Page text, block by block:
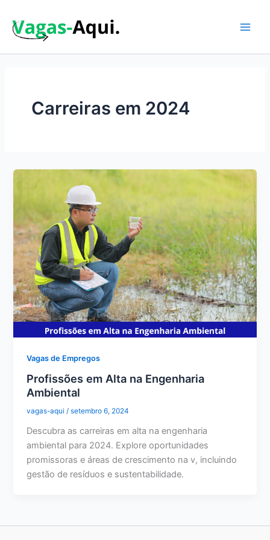
para
Carreiras em 2024
Vagas de Empregos
Profissões em Alta na Engenharia
Ambiental
vagas-aqui/setembro 6, 2024
Descubra as carreiras em alta na engenharia
ambiental para 2024. Explore oportunidades
promissoras e áreas de crescimento na v, incluindo
gestão de resíduos e sustentabilidade.